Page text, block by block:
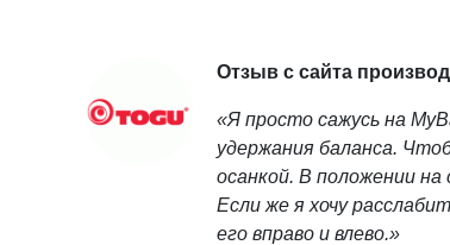
Отзыв с сайта
«Я просто сажусь на
удержания баланса.
осанкой. В положении
Если же я хочу
его вправо и влево.»